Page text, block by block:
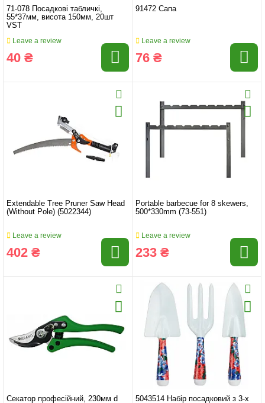
71-078 Посадкові табличкі,
55*37мм, висота 150мм, 20шт
VST
Leave a review
40 ₴
91472 Сапа
Leave a review
76 ₴
Extendable Tree Pruner Saw Head
(Without Pole) (5022344)
Leave a review
402 ₴
Portable barbecue for 8 skewers,
500*330mm (73-551)
Leave a review
233 ₴
Секатор професійний, 230мм d
5043514 Набір посадковий з 3-х